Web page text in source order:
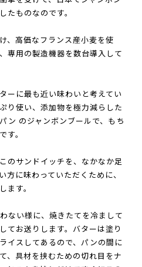
たものなのです。
、高価なフランス産小麦を使
専用の製造機器を数台導入して
ーに最も近い味わいと考えてい
り使い、添加物を極力減らした
ン のジャンボンブールで、もち
す。
のサンドイッチを、なかなか足
に味わっていただくために、
ます。
ない様に、焼きたてを冷まして
てお送りします。バターは塗り
イスしてあるので、パンの間に
、具材を挟むための切れ目をナ